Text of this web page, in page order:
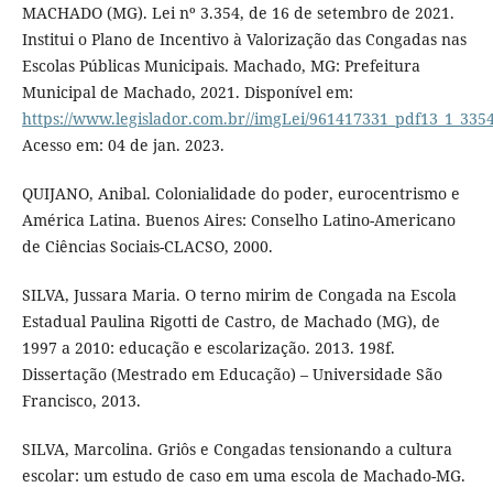
MACHADO (MG). Lei nº 3.354, de 16 de setembro de 2021.
Institui o Plano de Incentivo à Valorização das Congadas nas
Escolas Públicas Municipais. Machado, MG: Prefeitura
Municipal de Machado, 2021. Disponível em:
https://www.legislador.com.br//imgLei/
Acesso em: 04 de jan. 2023.
QUIJANO, Anibal. Colonialidade do poder, eurocentrismo e
América Latina. Buenos Aires: Conselho Latino-Americano
de Ciências Sociais-CLACSO, 2000.
SILVA, Jussara Maria. O terno mirim de Congada na Escola
Estadual Paulina Rigotti de Castro, de Machado (MG), de
1997 a 2010: educação e escolarização. 2013. 198f.
Dissertação (Mestrado em Educação) – Universidade São
Francisco, 2013.
SILVA, Marcolina. Griôs e Congadas tensionando a cultura
escolar: um estudo de caso em uma escola de Machado-MG.